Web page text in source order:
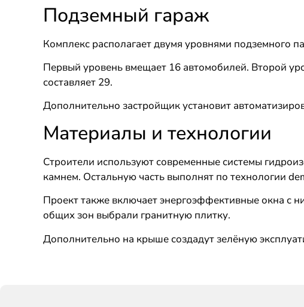
Подземный гараж
Комплекс располагает двумя уровнями подземного
Первый уровень вмещает 16 автомобилей. Второй
составляет 29.
Дополнительно застройщик установит
Материалы и технологии
Строители используют современные системы
камнем. Остальную часть выполнят по технологии
Проект также включает энергоэффективные окна с
общих зон выбрали гранитную плитку.
Дополнительно на крыше создадут зелёную